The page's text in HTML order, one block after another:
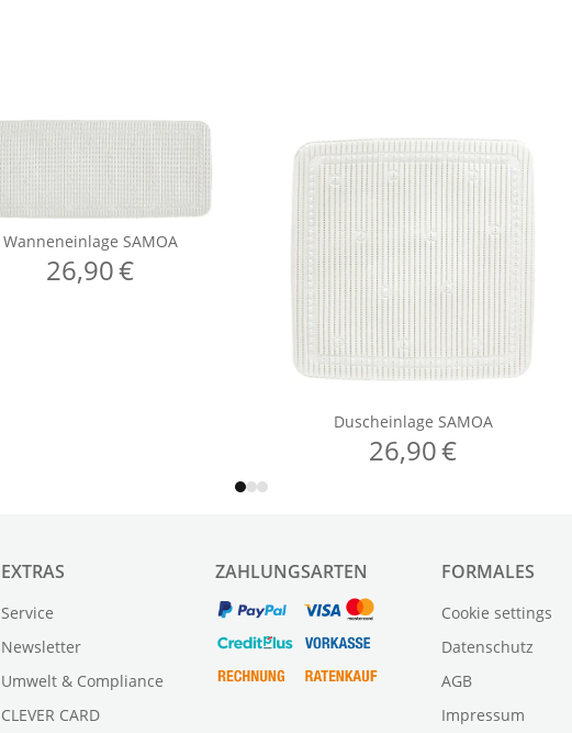
EXTRAS
Service
Newsletter
Umwelt & Compliance
CLEVER CARD
ZAHLUNGSARTEN FORMALES
Cookie settings
Datenschutz
AGB
Impressum